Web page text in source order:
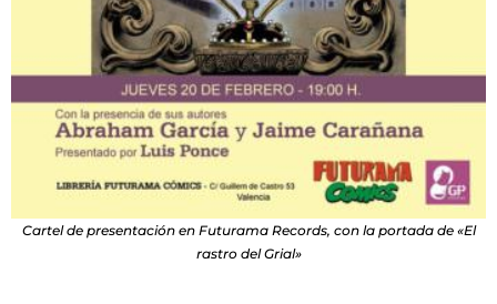
Cartel de presentación en Futurama Records, con la portada de «El
rastro del Grial»